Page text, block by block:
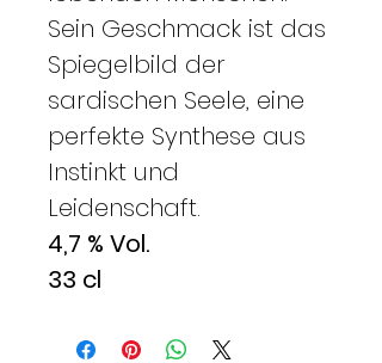
Sein Geschmack ist das
Spiegelbild der
sardischen Seele, eine
perfekte Synthese aus
Instinkt und
Leidenschaft.
4,7 % Vol.
33 cl